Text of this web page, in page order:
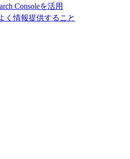
Consoleを活用
く情報提供すること